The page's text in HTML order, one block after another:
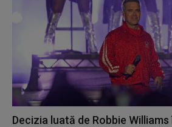
Decizia luată de Robbie